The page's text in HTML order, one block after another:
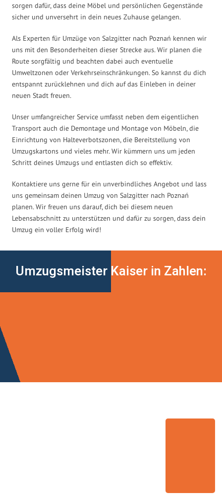
sorgen dafür, dass deine Möbel und persönlichen Gegenstände
sicher und unversehrt in dein neues Zuhause gelangen.
Als Experten für Umzüge von Salzgitter nach Poznań kennen wir
uns mit den Besonderheiten dieser Strecke aus. Wir planen die
Route sorgfältig und beachten dabei auch eventuelle
Umweltzonen oder Verkehrseinschränkungen. So kannst du dich
entspannt zurücklehnen und dich auf das Einleben in deiner
neuen Stadt freuen.
Unser umfangreicher Service umfasst neben dem eigentlichen
Transport auch die Demontage und Montage von Möbeln, die
Einrichtung von Halteverbotszonen, die Bereitstellung von
Umzugskartons und vieles mehr. Wir kümmern uns um jeden
Schritt deines Umzugs und entlasten dich so effektiv.
Kontaktiere uns gerne für ein unverbindliches Angebot und lass
uns gemeinsam deinen Umzug von Salzgitter nach Poznań
planen. Wir freuen uns darauf, dich bei diesem neuen
Lebensabschnitt zu unterstützen und dafür zu sorgen, dass dein
Umzug ein voller Erfolg wird!
Umzugsmeister Kaiser in Zahlen: